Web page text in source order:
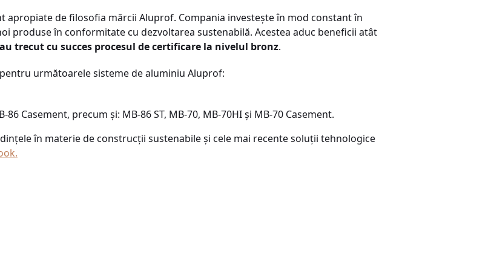
apropiate de filosofia mărcii Aluprof. Compania investește în mod constant în
produse în conformitate cu dezvoltarea sustenabilă. Acestea aduc beneficii atât
au trecut cu succes procesul de certificare la nivelul bronz.
următoarele sisteme de aluminiu Aluprof:
Casement, precum și: MB-86 ST, MB-70, MB-70HI și MB-70 Casement.
în materie de construcții sustenabile și cele mai recente soluții tehnologice